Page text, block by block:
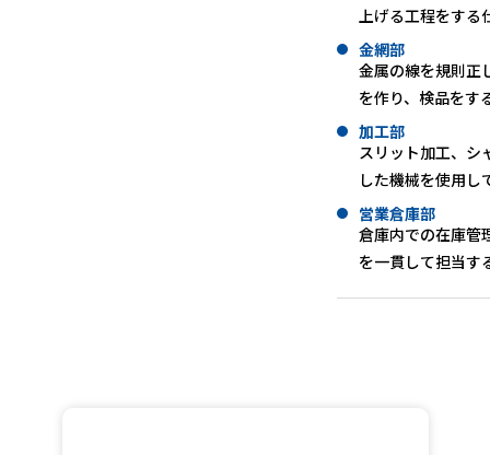
上げる工程をする
金網部
金属の線を規則正
を作り、検品をす
加工部
スリット加工、シ
した機械を使用し
営業倉庫部
倉庫内での在庫管
を一貫して担当す